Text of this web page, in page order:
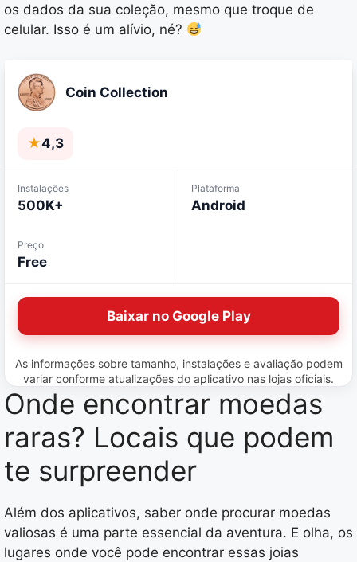
os dados da sua coleção, mesmo que troque de
celular. Isso é um alívio, né?
Coin Collection
★4,3
Instalações
500K+
Plataforma
Android
Preço
Free
Baixar no Google Play
As informações sobre tamanho, instalações e avaliação podem
variar conforme atualizações do aplicativo nas lojas oficiais.
Onde encontrar moedas
raras? Locais que podem
te surpreender
Além dos aplicativos, saber onde procurar moedas
valiosas é uma parte essencial da aventura. E olha, os
lugares onde você pode encontrar essas joias